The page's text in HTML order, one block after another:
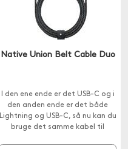
Native Union Belt Cable Duo
I den ene ende er det USB-C og i
den anden ende er det både
Lightning og USB-C, så nu kan du
bruge det samme kabel til